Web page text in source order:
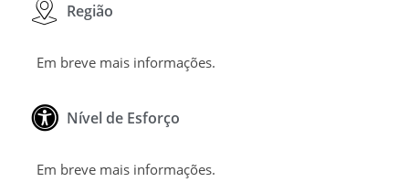
Região
Em breve mais informações.
Nível de Esforço
Em breve mais informações.